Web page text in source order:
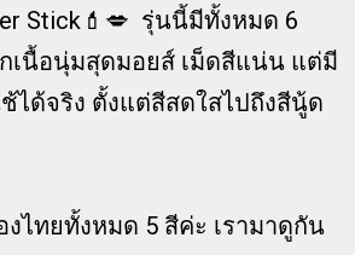
Stick💄💋 รุ่นนี้มีทั้งหมด 6
เนื้อนุ่มสุดมอยส์ เม็ดสีแน่น แต่มี
ได้จริง ตั้งแต่สีสดใสไปถึงสีนู้ด
งไทยทั้งหมด 5 สีค่ะ เรามาดูกัน